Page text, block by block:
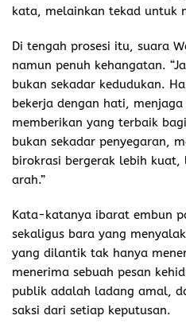
kata, melainkan tekad untuk
Di tengah prosesi itu, suara
namun penuh kehangatan.
bukan sekadar kedudukan.
bekerja dengan hati,
memberikan yang terbaik
bukan sekadar penyegaran,
birokrasi bergerak lebih
arah.”
Kata-katanya ibarat embun
sekaligus bara yang
yang dilantik tak hanya
menerima sebuah pesan
publik adalah ladang amal,
saksi dari setiap keputusan.